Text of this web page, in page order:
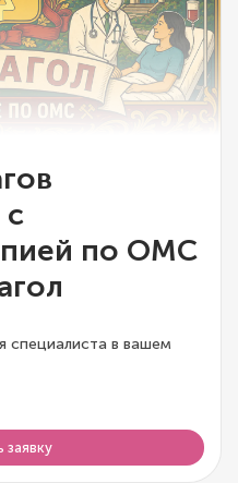
по ОМС
специалиста в вашем
заявку